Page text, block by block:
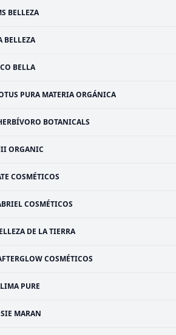
BELLEZA
BELLEZA
BELLA
PURA MATERIA ORGÁNICA
BOTANICALS
ORGANIC
COSMÉTICOS
COSMÉTICOS
DE LA TIERRA
COSMÉTICOS
PURE
MARAN